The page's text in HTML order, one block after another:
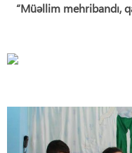
“Müəllim mehribandı,